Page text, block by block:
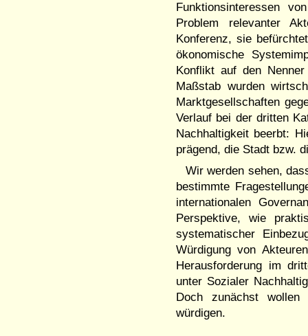
Funktionsinteressen
Problem relevanter
Konferenz, sie
ökonomische
Konflikt auf den
Maßstab wurden
Marktgesellschaften
Verlauf bei der dritten
Nachhaltigkeit beerbt:
prägend, die Stadt bzw.
Wir werden sehen,
bestimmte
internationalen
Perspektive, wie
systematischer
Würdigung von
Herausforderung im
unter Sozialer
Doch zunächst
würdigen.